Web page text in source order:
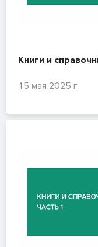
15 мая 2025 г.